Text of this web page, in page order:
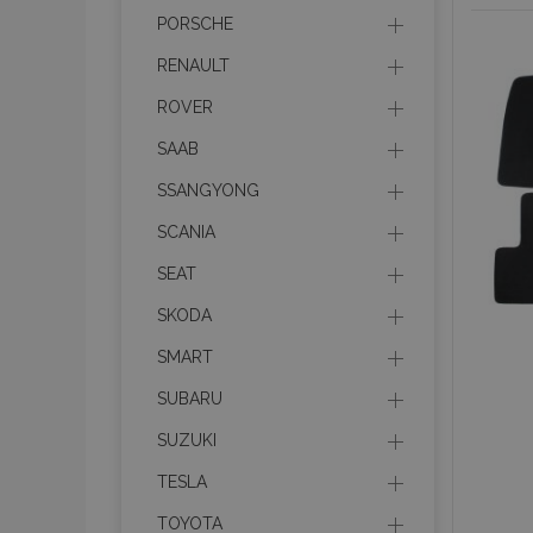
PORSCHE
RENAULT
ROVER
SAAB
SSANGYONG
SCANIA
SEAT
SKODA
SMART
SUBARU
SUZUKI
TESLA
TOYOTA
PHPSESSID
mage-cache-sessid
product_data_storage